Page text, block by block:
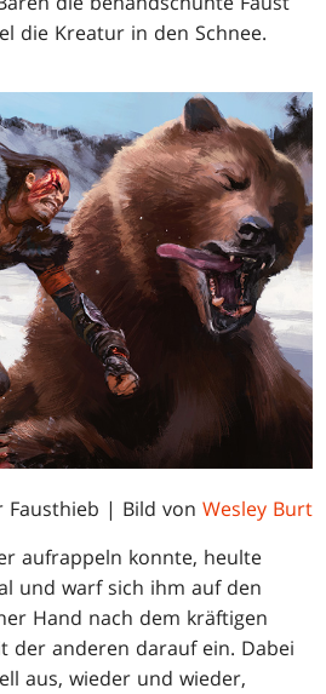
die Kreatur in den Schnee.
Fausthieb | Bild von Wesley Burt
aufrappeln konnte, heulte
und warf sich ihm auf den
Hand nach dem kräftigen
der anderen darauf ein. Dabei
aus, wieder und wieder,